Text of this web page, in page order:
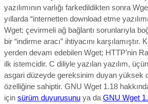
yazılımının varlığı farkedildikten sonra
yıllarda “internetten download etme
Wget; çevirmeli ağ bağlantı sorunlarıyla
bir “indirme aracı” ihtiyacını karşılamıştır.
yerden devam edebilen Wget; HTTP’nin
ilk istemcidir. C diliyle yazılan yazılım,
asgari düzeyde gereksinim duyan yüksek
özelliğine sahiptir. GNU Wget 1.18
için sürüm duyurusunu ya da GNU Wget